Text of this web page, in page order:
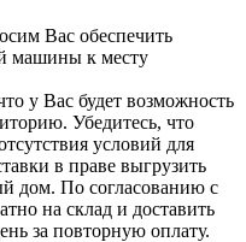
Вас обеспечить
машины к месту
у Вас будет возможность
Убедитесь, что
условий для
в праве выгрузить
дом. По согласованию с
на склад и доставить
за повторную оплату.